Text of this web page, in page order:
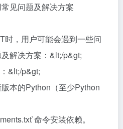
见问题及解决方案
时，用户可能会遇到一些问
解决方案：&lt;/p&gt;
&lt;/p&gt;
本的Python（至少Python
命令安装依赖。